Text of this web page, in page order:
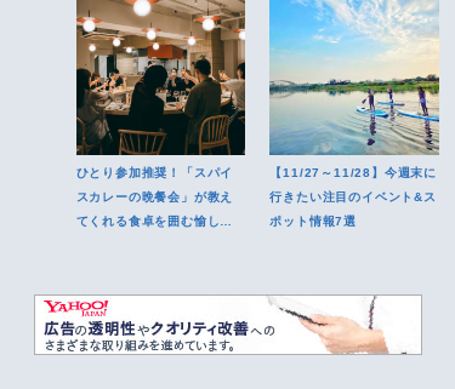
ひとり参加推奨！「スパイ
スカレーの晩餐会」が教え
てくれる食卓を囲む愉しい
【11/27～11/28】今週末に
行きたい注目のイベント&ス
ポット情報7選